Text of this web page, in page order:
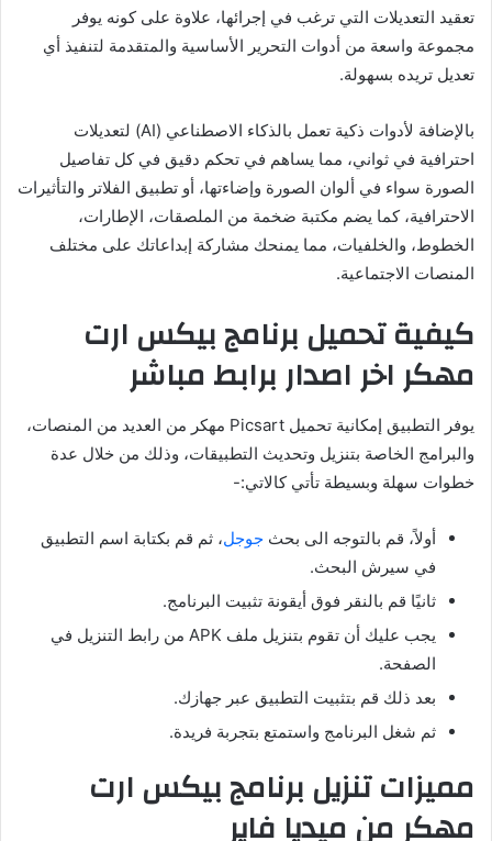
تعقيد التعديلات التي ترغب في إجرائها، علاوة على كونه يوفر
مجموعة واسعة من أدوات التحرير الأساسية والمتقدمة لتنفيذ أي
تعديل تريده بسهولة.
بالإضافة لأدوات ذكية تعمل بالذكاء الاصطناعي (AI) لتعديلات
احترافية في ثواني، مما يساهم في تحكم دقيق في كل تفاصيل
الصورة سواء في ألوان الصورة وإضاءتها، أو تطبيق الفلاتر والتأثيرات
الاحترافية، كما يضم مكتبة ضخمة من الملصقات، الإطارات،
الخطوط، والخلفيات، مما يمنحك مشاركة إبداعاتك على مختلف
المنصات الاجتماعية.
كيفية تحميل برنامج بيكس ارت
مهكر اخر اصدار برابط مباشر
يوفر التطبيق إمكانية تحميل Picsart مهكر من العديد من المنصات،
والبرامج الخاصة بتنزيل وتحديث التطبيقات، وذلك من خلال عدة
خطوات سهلة وبسيطة تأتي كالاتي:-
أولاً، قم بالتوجه الى بحث جوجل، ثم قم بكتابة اسم التطبيق
في سيرش البحث.
ثانيًا قم بالنقر فوق أيقونة تثبيت البرنامج.
يجب عليك أن تقوم بتنزيل ملف APK من رابط التنزيل في
الصفحة.
بعد ذلك قم بتثبيت التطبيق عبر جهازك.
ثم شغل البرنامج واستمتع بتجربة فريدة.
مميزات تنزيل برنامج بيكس ارت
مهكر من ميديا فاير